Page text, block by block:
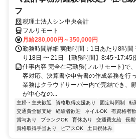
フ
税理士法人シン中央会計
フルリモート
月給280,000円～350,000円
勤務時間詳細 実働時間：1日あたり8時間
り18日 〜 21日 【勤務時間】
仕事内容 完全在宅勤務(フルリモート)で
客対応、決算書や申告書の作成業務を行
業務はクラウドサーバー内で完結でき、
が中心なの...
主婦・主夫歓迎 資格取得支援あり 固定時間制 転
交通費全額支給
経験者歓迎 ネイルOK 有資格者
賞与あり
ブランクOK 育休あり 交通費支給 長
資格取得手当あり
ピアスOK 土日祝休み